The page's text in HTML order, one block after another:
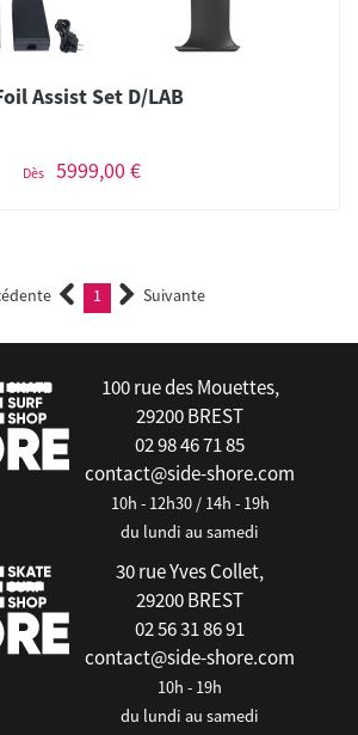
Assist Set D/LAB
Dès 5999,00 €
1 (current)Suivante
100 rue des Mouettes,
29200 BREST
02 98 46 71 85
contact@side-shore.com
10h - 12h30 / 14h - 19h
du lundi au samedi
30 rue Yves Collet,
29200 BREST
02 56 31 86 91
contact@side-shore.com
10h - 19h
du lundi au samedi